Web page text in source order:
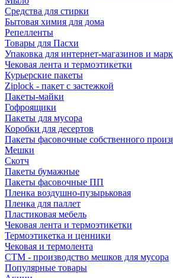
Средства для стирки
Бытовая химия для дома
Репелленты
Товары для Пасхи
Упаковка для интернет-магазинов и
Чековая лента и термоэтикетки
Курьерские пакеты
Ziplock - пакет с застежкой
Пакеты-майки
Гофроящики
Пакеты для мусора
Коробки для десертов
Пакеты фасовочные собственного
Мешки
Скотч
Пакеты бумажные
Пакеты фасовочные ПП
Пленка воздушно-пузырьковая
Пленка для паллет
Пластиковая мебель
Чековая лента и термоэтикетки
Термоэтикетка и ценники
Чековая и термолента
СТМ - производство мешков для мусора
Популярные товары